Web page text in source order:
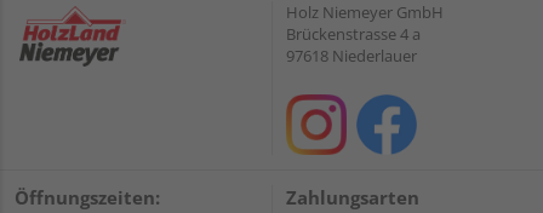
Holz Niemeyer GmbH
Brückenstrasse 4 a
97618 Niederlauer
Öffnungszeiten: Zahlungsarten